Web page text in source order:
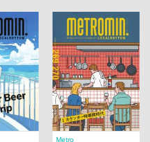
Metro